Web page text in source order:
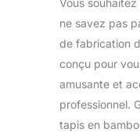
Vous
ne savez pas
de fabrication
conçu pour
amusante et
professionnel.
tapis en